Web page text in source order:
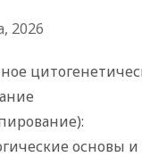
2026
основы и